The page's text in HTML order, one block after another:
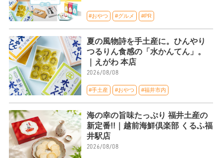
#おやつ #グルメ #PR
夏の風物詩を手土産に。ひんやり
つるりん食感の「水かんてん」。
｜えがわ 本店
2026/08/08
#手土産 #おやつ #福井市内
海の幸の旨味たっぷり 福井土産の
新定番!!｜越前海鮮倶楽部 くるふ福
井駅店
2026/08/08